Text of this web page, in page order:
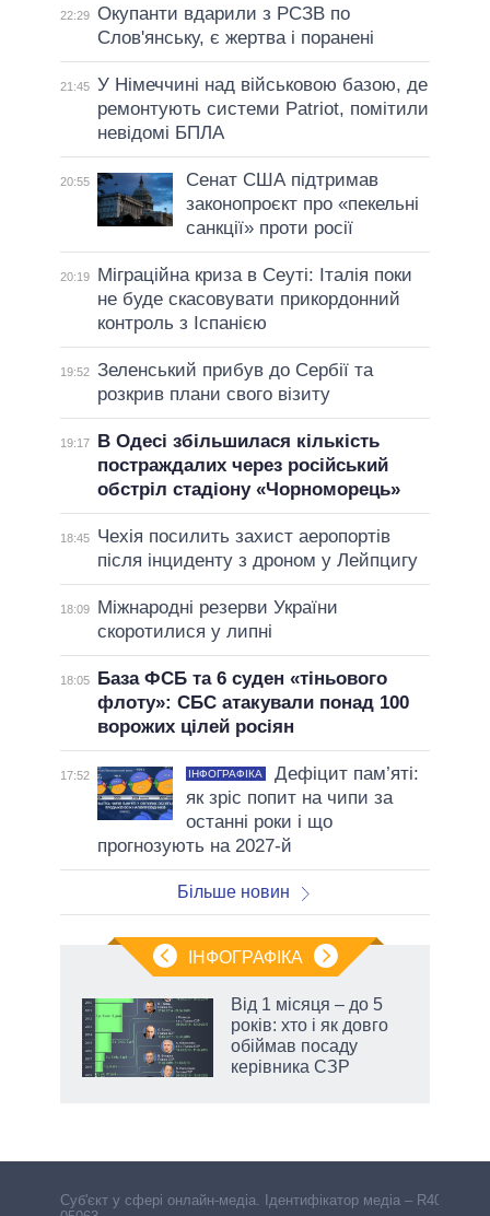
22:29 Окупанти вдарили з РСЗВ по
Слов'янську, є жертва і поранені
21:45 У Німеччині над військовою базою, де
ремонтують системи Patriot, помітили
невідомі БПЛА
20:55
Сенат США підтримав
законопроєкт про «пекельні
санкції» проти росії
20:19
Міграційна криза в Сеуті: Італія поки
не буде скасовувати прикордонний
контроль з Іспанією
19:52 Зеленський прибув до Сербії та
розкрив плани свого візиту
19:17
В Одесі збільшилася кількість
постраждалих через російський
обстріл стадіону «Чорноморець»
18:45
Чехія посилить захист аеропортів
після інциденту з дроном у Лейпцигу
18:09
Міжнародні резерви України
скоротилися у липні
18:05
База ФСБ та 6 суден «тіньового
флоту»: СБС атакували понад 100
ворожих цілей росіян
17:52 ІНФОГРАФІКА
Дефіцит пам’яті:
як зріс попит на чипи за
останні роки і що
прогнозують на 2027-й
Більше новин
ІНФОГРАФІКА
Від 1 місяця – до 5
років: хто і як довго
обіймав посаду
керівника СЗР
Cуб'єкт у сфері онлайн-медіа. Ідентифікатор медіа – R40-